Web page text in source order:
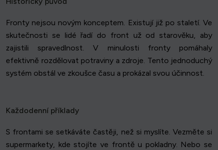
Fronty nejsou novým konceptem. Existují již po staletí. Ve
skutečnosti se lidé řadí do front už od starověku, aby
zajistili spravedlnost. V minulosti fronty pomáhaly
efektivně rozdělovat potraviny a zdroje. Tento jednoduchý
systém obstál ve zkoušce času a prokázal svou účinnost.
Každodenní příklady
S frontami se setkáváte častěji, než si myslíte. Vezměte si
supermarkety, kde stojíte ve frontě u pokladny. Nebo se